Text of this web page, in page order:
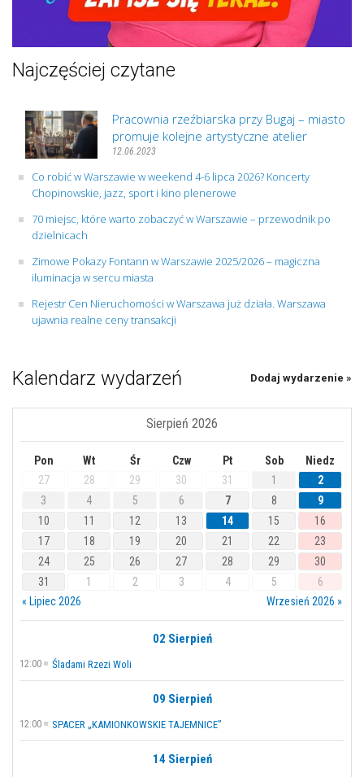
Najczęściej czytane
Pracownia rzeźbiarska przy Bugaj – miasto
promuje kolejne artystyczne atelier
12.06.2023
Co robić w Warszawie w weekend 4-6 lipca 2026? Koncerty
Chopinowskie, jazz, sport i kino plenerowe
70 miejsc, które warto zobaczyć w Warszawie – przewodnik po
dzielnicach
Zimowe Pokazy Fontann w Warszawie 2025/2026 – magiczna
iluminacja w sercu miasta
Rejestr Cen Nieruchomości w Warszawa już działa. Warszawa
ujawnia realne ceny transakcji
Kalendarz wydarzeń Dodaj wydarzenie »
Sierpień 2026
Pon Wt Śr Czw Pt Sob
Niedz
27
28 29 30 31 1
2
3
4 5 6 7 8
9
10
11 12 13 14 15
16
17
18 19 20 21 22
23
24
25 26 27 28 29
30
31
1 2 3 4 5
6
« Lipiec 2026
Wrzesień 2026 »
02 Sierpień
12:00 Śladami Rzezi Woli
09 Sierpień
12:00 SPACER „KAMIONKOWSKIE TAJEMNICE”
14 Sierpień